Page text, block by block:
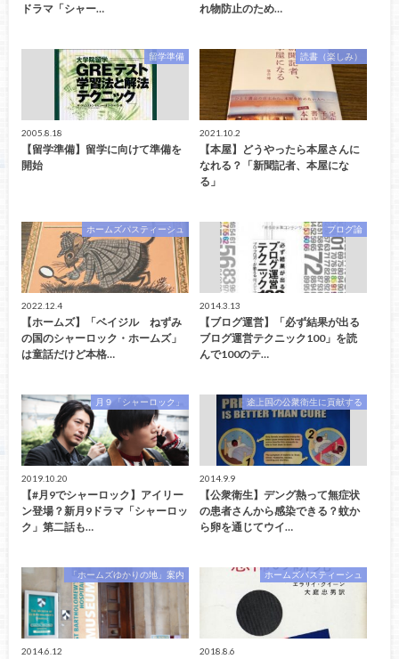
ドラマ「シャー…
れ物防止のため…
留学準備
2005.8.18
【留学準備】留学に向けて準備を
開始
読書（楽しみ）
2021.10.2
【本屋】どうやったら本屋さんに
なれる？「新聞記者、本屋にな
る」
ホームズパスティーシュ
2022.12.4
【ホームズ】「ベイジル ねずみ
の国のシャーロック・ホームズ」
は童話だけど本格…
ブログ論
2014.3.13
【ブログ運営】「必ず結果が出る
ブログ運営テクニック100」を読
んで100のテ…
月９「シャーロック」
2019.10.20
【#月9でシャーロック】アイリー
ン登場？新月9ドラマ「シャーロッ
ク」第二話も…
途上国の公衆衛生に貢献する
2014.9.9
【公衆衛生】デング熱って無症状
の患者さんから感染できる？蚊か
ら卵を通じてウイ…
「ホームズゆかりの地」案内
2014.6.12
ホームズパスティーシュ
2018.8.6